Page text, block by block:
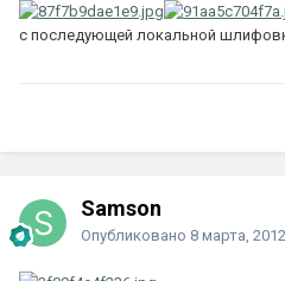
с последующей локальной
Samson
Опубликовано 8 марта, 2012